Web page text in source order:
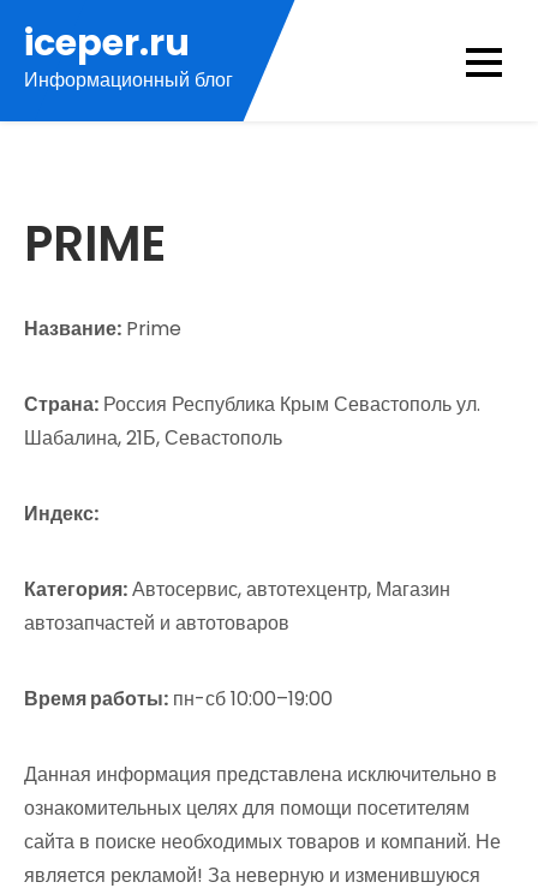
содержимому
iceper.ru
Информационный блог
PRIME
Название: Prime
Страна: Россия Республика Крым Севастополь ул.
Шабалина, 21Б, Севастополь
Индекс:
Категория:Автосервис, автотехцентр, Магазин
автозапчастей и автотоваров
Время работы: пн-сб 10:00–19:00
Данная информация представлена исключительно в
ознакомительных целях для помощи посетителям
сайта в поиске необходимых товаров и компаний. Не
является рекламой! За неверную и изменившуюся